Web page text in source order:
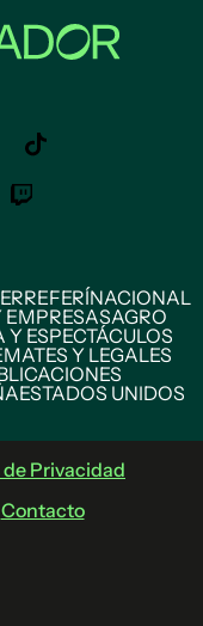
REFERÍNACIONAL
AGRO
Y ESPECTÁCULOS
Y LEGALES
ESTADOS UNIDOS
Privacidad
Contacto